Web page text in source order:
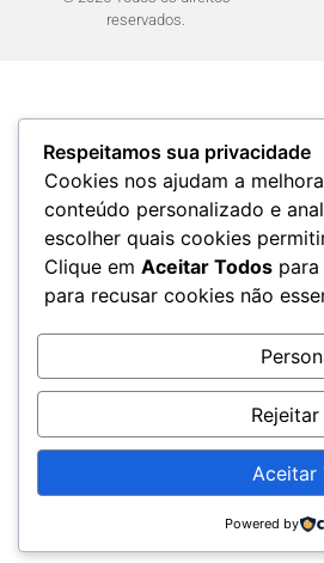
reservados.
Respeitamos sua privacidade
Cookies nos ajudam a
conteúdo personalizado e
escolher quais cookies
Clique em Aceitar Todos
para recusar cookies não
Aceitar
Powered by